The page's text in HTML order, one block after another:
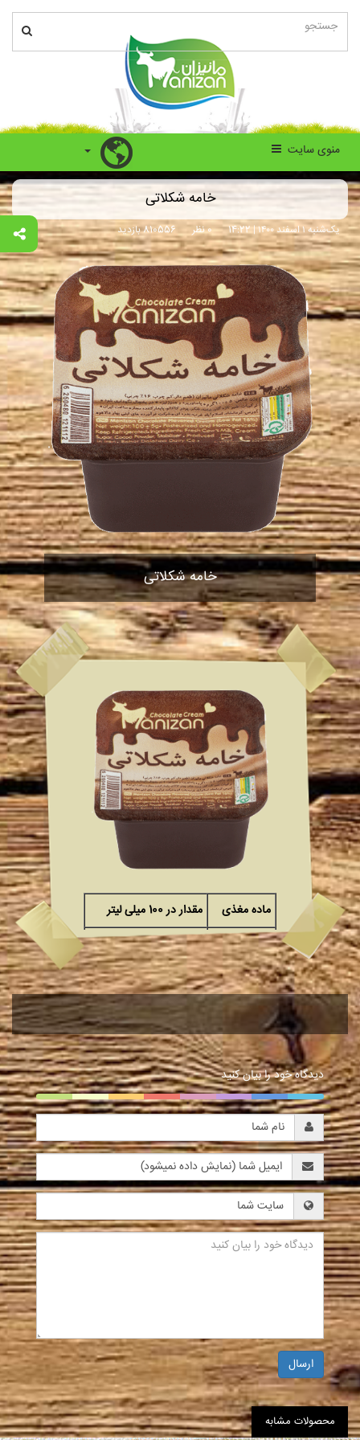
منوی سایت
خامه شکلاتی
یک‌شنبه ۱ اسفند ۱۴۰۰ | 14:22 0 نظر 810556 بازدید
خامه شکلاتی
ماده مغذی
مقدار در 100 میلی لیتر
انرژی
195.5Kcal
چربی کل
16g
دیدگاه خود را بیان کنید
ارسال
محصولات مشابه